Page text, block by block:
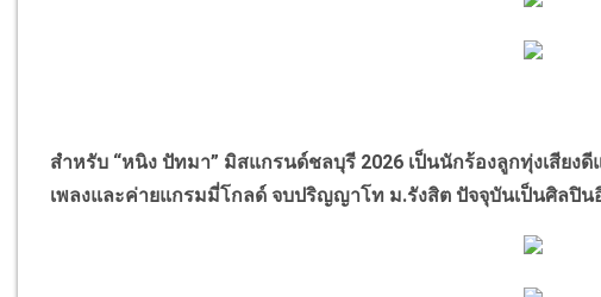
สำหรับ “หนิง ปัทมา” มิสแกรนด์ชลบุรี 2026 เป็นนักร้องลูกทุ่งเสียง
เพลงและค่ายแกรมมี่โกลด์ จบปริญญาโท ม.รังสิต ปัจจุบันเป็นศิลปิน